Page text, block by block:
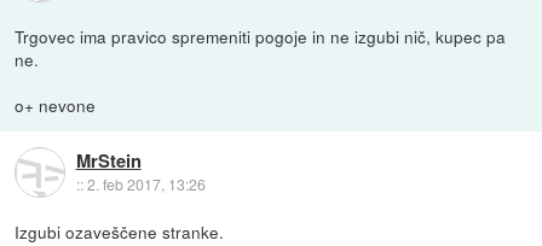
Trgovec ima pravico spremeniti pogoje in ne izgubi nič, kupec pa
ne.
o+ nevone
MrStein
::2. feb 2017, 13:26
Izgubi ozaveščene stranke.